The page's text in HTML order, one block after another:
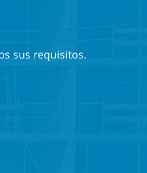
sus requisitos.